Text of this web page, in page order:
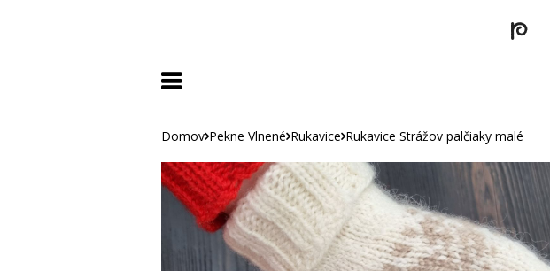
Domov Pekne Vlnené Rukavice Rukavice Strážov palčiaky malé